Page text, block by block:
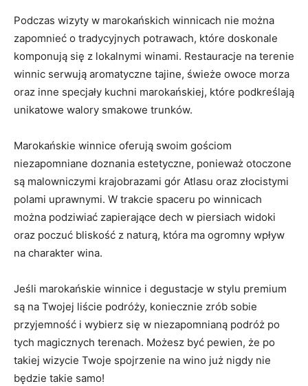
Podczas‍ wizyty w marokańskich winnicach ⁤nie można​
zapomnieć o ⁤tradycyjnych potrawach, które doskonale
komponują się z ⁣lokalnymi​ winami. Restauracje na ⁢terenie
winnic ⁣serwują ⁢aromatyczne ‍tajine, ‍świeże owoce morza
oraz⁤ inne specjały kuchni marokańskiej, które podkreślają
unikatowe walory⁤ smakowe trunków.
Marokańskie winnice oferują swoim ​gościom
niezapomniane doznania estetyczne, ponieważ otoczone
są malowniczymi⁢ krajobrazami gór Atlasu oraz złocistymi
polami uprawnymi. W trakcie spaceru po winnicach
można podziwiać‍ zapierające‍ dech w piersiach widoki
oraz‍ poczuć bliskość z naturą, która ⁤ma ogromny wpływ
na charakter wina.
Jeśli marokańskie ⁢winnice i degustacje w stylu premium
są na Twojej liście podróży,⁢ koniecznie zrób sobie⁣
przyjemność i wybierz ​się w niezapomnianą podróż po ​
tych magicznych terenach. Możesz być pewien, że⁢ po‌
takiej ‌wizycie Twoje spojrzenie na wino ​już ‍nigdy nie
będzie‌ takie samo!